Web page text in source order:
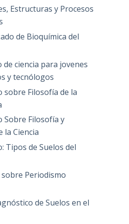
Estructuras y Procesos
de Bioquímica del
de ciencia para jovenes
y tecnólogos
sobre Filosofía de la
Sobre Filosofía y
la Ciencia
Tipos de Suelos del
Periodismo
de Suelos en el